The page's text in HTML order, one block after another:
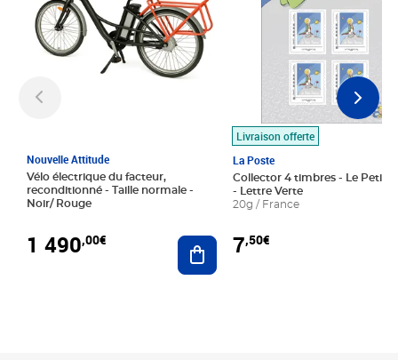
Nouvelle Attitude
Vélo électrique du facteur,
reconditionné - Taille normale -
Noir/ Rouge
1 490,00€ Ajouter au panier
Livraison offerte
La Poste
Collector 4 timbres - Le Petit
- Lettre Verte
20g / France
7,50€